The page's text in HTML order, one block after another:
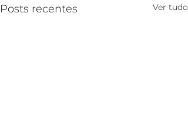
Posts recentes Ver tudo